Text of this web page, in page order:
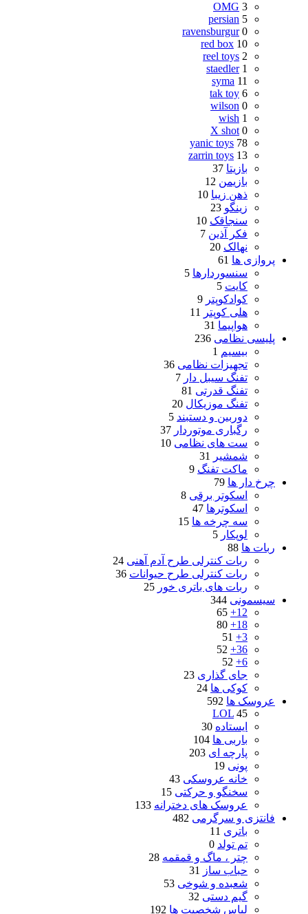
OMG 3
persian 5
ravensburgur 0
red box 10
reel toys 2
staedler 1
syma 11
tak toy 6
wilson 0
wish 1
X shot 0
yanic toys 78
zarrin toys 13
بازیتا 37
بازیمن 12
ذهن زیبا 10
زینگو 23
سنجاقک 10
فکر آذین 7
نهالک 20
پروازی ها 61
سنسوردارها 5
کایت 5
کوادکوپتر 9
هلی کوپتر
11
هواپیما 31
پلیسی نظامی 236
بیسیم 1
تجهیزات نظامی 36
تفنگ سیبل دار 7
تفنگ قدرتی 81
تفنگ موزیکال 20
دوربین و دستبند 5
رگباری موتوردار 37
ست های نظامی 10
شمشیر
31
ماکت تفنگ 9
چرخ دار ها 79
اسکوتر برقی 8
اسکوترها 47
سه چرخه ها 15
لوپکار 5
ربات ها 88
ربات کنترلی طرح آدم آهنی 24
ربات کنترلی طرح حیوانات 36
ربات های باتری خور 25
سیسمونی 344
12+
65
18+
80
3+
51
36+
52
6+
52
جای گذاری 23
کوکی ها 24
عروسک ها 592
LOL 45
ایستاده 30
باربی ها 104
پارچه ای 203
پونی 19
خانه عروسکی 43
سخنگو و حرکتی 15
عروسک های دخترانه 133
فانتزی و سرگرمی 482
باتری 11
تم تولد 0
چتر ، ماگ و قمقمه 28
حباب ساز
31
شعبده و شوخی 53
گیم دستی 32
لباس شخصیت ها 192